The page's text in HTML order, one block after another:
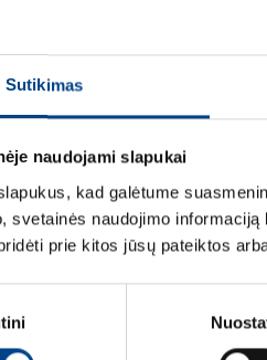
Sutikimas
naudojami slapukai
kad galėtume
svetainės naudojimo
prie kitos jūsų pateiktos
temą